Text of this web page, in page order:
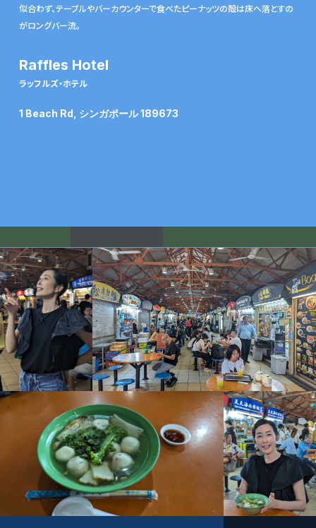
似合わず、テーブルやバーカウンターで食べたピーナッツの殻は床へ落とすの
がロングバー流。
Raffles Hotel
ラッフルズ・ホテル
1 Beach Rd, シンガポール 189673
MaxwellFoodCentre